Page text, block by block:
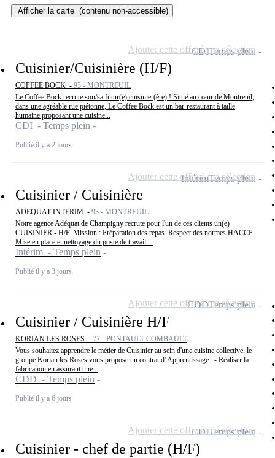
Afficher la carte (contenu non-accessible)
Cuisinier/Cuisinière (H/F)
COFFEE BOCK - 93 - MONTREUIL
Le Coffee Bock recrute son/sa futur(e) cuisinier(ère) ! Situé au cœur de Montreuil,
dans une agréable rue piétonne, Le Coffee Bock est un bar-restaurant à taille
humaine proposant une cuisine...
CDI - Temps plein
Publié il y a 2 jours
CDITemps plein
Ajouter cette offre à ma sélection
Cuisinier / Cuisinière
ADEQUAT INTERIM - 93 - MONTREUIL
Notre agence Adéquat de Champigny recrute pour l'un de ces clients un(e)
CUISINIER - H/F. Mission : Préparation des repas. Respect des normes HACCP.
Mise en place et nettoyage du poste de travail....
Intérim - Temps plein
Publié il y a 3 jours
IntérimTemps plein
Ajouter cette offre à ma sélection
Cuisinier / Cuisinière H/F
KORIAN LES ROSES - 77 - PONTAULT-COMBAULT
Vous souhaitez apprendre le métier de Cuisinier au sein d'une cuisine collective, le
groupe Korian les Roses vous propose un contrat d' Apprentissage . - Réaliser la
fabrication en assurant une...
CDD - Temps plein
Publié il y a 6 jours
CDDTemps plein
Ajouter cette offre à ma sélection
Cuisinier - chef de partie (H/F)
CDITemps plein
Ajouter cette offre à ma sélection